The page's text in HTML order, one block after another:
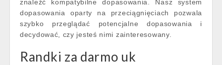
znaleźć kompatybilne dopasowania. Nasz system
dopasowania oparty na przeciągnięciach pozwala
szybko przeglądać potencjalne dopasowania i
decydować, czy jesteś nimi zainteresowany.
Randki za darmo uk